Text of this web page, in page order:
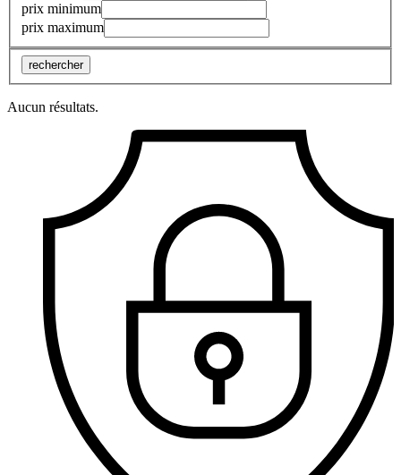
prix minimum
prix maximum
rechercher
Aucun résultats.